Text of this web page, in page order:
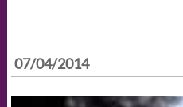
07/04/2014